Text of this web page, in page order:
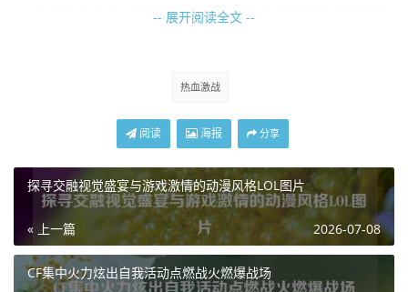
一次精准的射击、每一次巧妙的战术配合,都引得观众阵阵喝
等多种模式，全面考验着选手们的综合实力，在个人竞技环
节，选手们犹如战场上的孤胆英雄，凭借着精湛的枪法和敏
锐的反应，在枪林弹雨中穿梭，力求脱颖而出，而团队竞技
模式则更强调团队协作，选手们彼此信任、相互配合，通过
默契的沟通和战术安排,为团队争取胜利。
经过多轮激烈角逐，各路高手脱颖而出，他们在赛场上的精
彩表现，不仅展现了高超的游戏技巧，更诠释了CF玩家们坚
韧不拔、勇于拼搏的精神，冠军的诞生更是将赛事推向了高
-- 展开阅读全文 --
热血激战
阅读 海报 分享
探寻交融视觉盛宴与游戏激情的动漫风格LOL图片
« 上一篇 2026-07-08
CF集中火力炫出自我活动点燃战火燃爆战场